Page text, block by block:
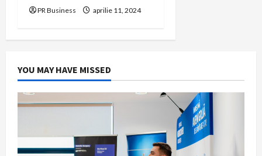
PR Business aprilie 11, 2024
YOU MAY HAVE MISSED